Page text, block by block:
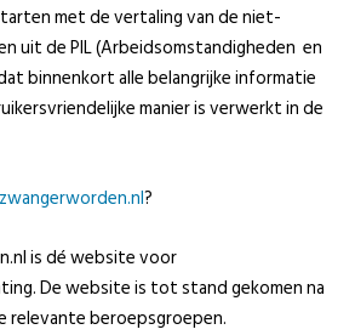
met de vertaling van de niet-
uit de PIL (Arbeidsomstandigheden en
binnenkort alle belangrijke informatie
manier is verwerkt in de
?
is dé website voor
De website is tot stand gekomen na
relevante beroepsgroepen.